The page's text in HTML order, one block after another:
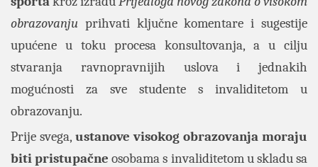
obrazovanju prihvati ključne komentare i sugestije
upućene u toku procesa konsultovanja, a u cilju
stvaranja ravnopravnijih uslova i jednakih
mogućnosti za sve studente s invaliditetom u
obrazovanju.
Prije svega, ustanove visokog obrazovanja moraju
biti pristupačne osobama s invaliditetom u skladu sa